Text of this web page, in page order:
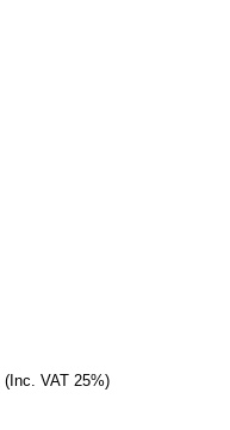
(Inc. VAT 25%)